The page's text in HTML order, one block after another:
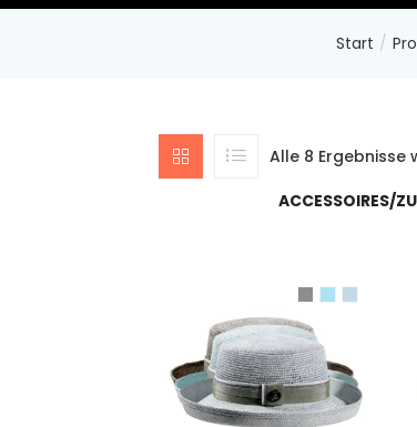
Start
Alle 8 Ergebnisse
ACCESSOIRES/